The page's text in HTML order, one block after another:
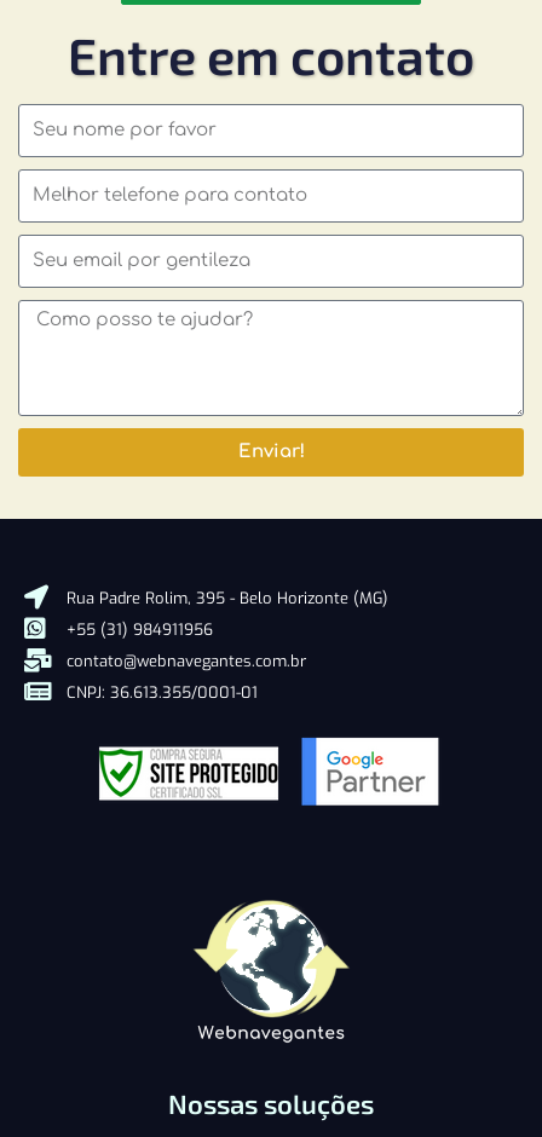
Entre em contato
Enviar!
Rua Padre Rolim, 395 - Belo Horizonte (MG)
+55 (31) 984911956
contato@webnavegantes.com.br
CNPJ: 36.613.355/0001-01
Nossas soluções